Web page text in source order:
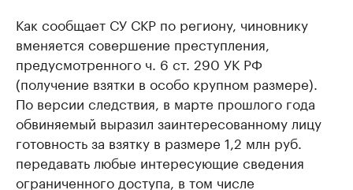
Как сообщает СУ СКР по региону, чиновнику
вменяется совершение преступления,
предусмотренного ч. 6 ст. 290 УК РФ
(получение взятки в особо крупном размере).
По версии следствия, в марте прошлого года
обвиняемый выразил заинтересованному лицу
готовность за взятку в размере 1,2 млн руб.
передавать любые интересующие сведения
ограниченного доступа, в том числе